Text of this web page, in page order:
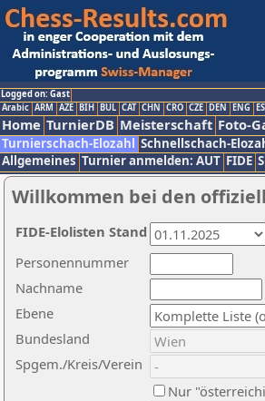
Logged on: Gast
Arabic ARM AZE BIH BUL CAT CHN CRO CZE DEN ENG
Home TurnierDB Meisterschaft Foto-
Turnierschach-Elozahl Schnellschach-
Allgemeines Turnier anmelden: AUT FIDE
Willkommen bei den
Nachname
Ebene
Personennummer
Bundesland
Spgem./Kreis/Verein
Nur
FIDE-Elolisten Stand